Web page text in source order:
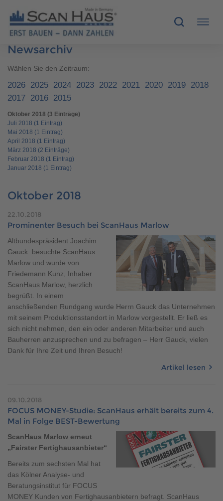
HÄUSER
MUSTERHÄUSER
SCANHAUS-VORTEILE
RUND UMS BAUEN
ÜBER UNS
KONTAKT
Brauchen Sie Hilfe?
038221 4000
MUSTERHAUS FINDEN
Newsarchiv
Wählen Sie den Zeitraum:
2026 2025 2024 2023 2022 2021 2020 2019 2018
2017 2016 2015
Oktober 2018 (3 Einträge)
Juli 2018 (1 Eintrag)
Mai 2018 (1 Eintrag)
April 2018 (1 Eintrag)
März 2018 (2 Einträge)
Februar 2018 (1 Eintrag)
Januar 2018 (1 Eintrag)
Oktober 2018
22.10.2018
Prominenter Besuch bei ScanHaus Marlow
Altbundespräsident Joachim
Gauck besuchte ScanHaus
Marlow und wurde von
Friedemann Kunz, Inhaber
ScanHaus Marlow, herzlich
begrüßt. In einem
anschließenden Rundgang wurde Herrn Gauck das Unternehmen
mit seinem Produktionsstandort in Marlow vorgestellt. Er ließ es
sich nicht nehmen, den ein oder anderen Mitarbeiter und auch
Bauherren anzusprechen und zu befragen – Herr Gauck, vielen
Dank für Ihre Zeit und Ihren Besuch!
Artikel lesen
09.10.2018
FOCUS MONEY-Studie: ScanHaus erhält bereits zum 4.
Mal in Folge BEST-Bewertung
ScanHaus Marlow erneut
„Fairster Fertighausanbieter“
Bereits zum sechsten Mal hat
das Kölner Analyse- und
Beratungsinstitut für FOCUS
MONEY Kunden von Fertighausanbietern befragt. ScanHaus